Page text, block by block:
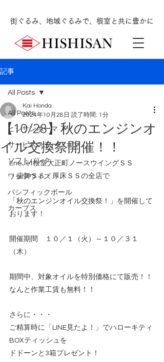
街ぐるみ、地域ぐるみで、根室と共に豊かに
記事
All Posts
ヒシサンホーマ
サービスステーション
ソフトバンク
ワッツウィズ
パシフィックボール
カーブス
All Posts
【10/28】秋のエンジンオ
イル交換祭開催！！
Kai Honda
2024年10月28日 読了時間: 1分
EneJet根室大正町ノースウイングＳＳ
・歯舞ＳＳ・厚床ＳＳの全店で
「秋のエンジンオイル交換祭！」を開催して
おります！
開催期間　１０ ／１（火）～１０／３１
（木）
期間中、対象オイルを特別価格にて販売！！
なんと作業工賃も無料！！
さらに・・・
ご精算時に「LINE見たよ！」でハローキティ
BOXティッシュを
ドドーンと3箱プレゼント！